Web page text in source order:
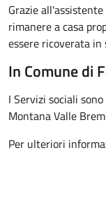
Grazie
rimanere a casa
essere ricoverata
In Comune di
I Servizi sociali
Montana Valle
Per ulteriori